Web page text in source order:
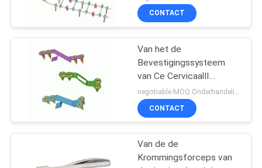
Het Systeem van de
sluitenplaat
Maxillofacial Platen
CONTACT
Van het de
Bevestigingssysteem
van Ce CervicaalⅡ
Ruggegraats de
Bevestigingssysteem
negotiable MOQ:Onderhandeling
CONTACT
Van de de
Krommingsforceps van